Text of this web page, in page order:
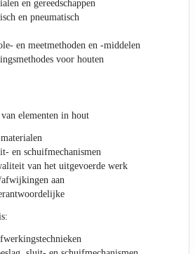
en gereedschappen
en pneumatisch
en meetmethoden en -middelen
voor houten
elementen in hout
en schuifmechanismen
van het uitgevoerde werk
aan